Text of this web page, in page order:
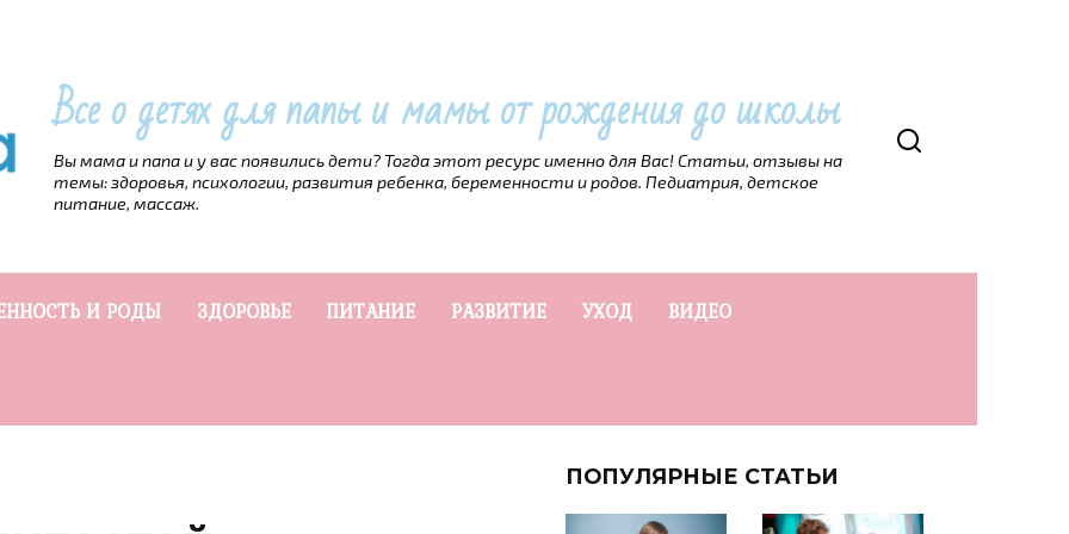
Все о детях для папы и мамы от рождения до школы
Вы мама и папа и у вас появились дети? Тогда этот ресурс именно для Вас! Статьи, отзывы на
темы: здоровья, психологии, развития ребенка, беременности и родов. Педиатрия, детское
питание, массаж.
И РОДЫ ЗДОРОВЬЕ ПИТАНИЕ РАЗВИТИЕ УХОД ВИДЕО
ПОПУЛЯРНЫЕ СТАТЬИ